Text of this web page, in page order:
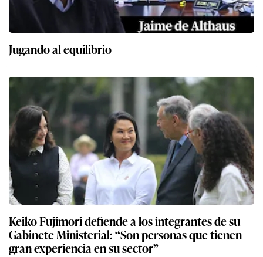
Jugando al equilibrio
Keiko Fujimori defiende a los integrantes de su
Gabinete Ministerial: “Son personas que tienen
gran experiencia en su sector”